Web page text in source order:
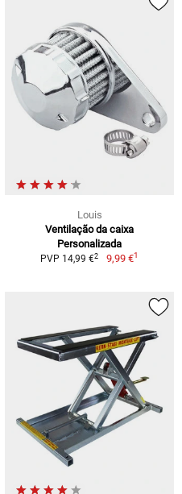
Louis
Ventilação da caixa
Personalizada
PVP 14,99 €2 9,99 €1